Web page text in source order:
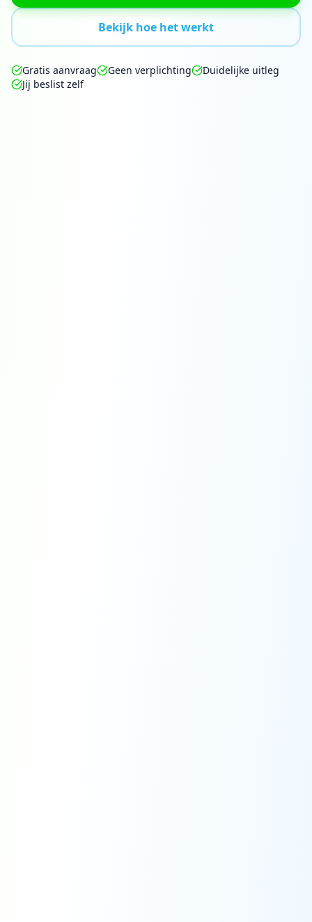
Bekijk hoe het werkt
Gratis aanvraag Geen verplichting
Duidelijke uitleg
Jij beslist zelf